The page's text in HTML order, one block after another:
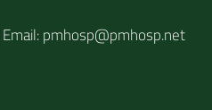
Email: pmhosp@pmhosp.net